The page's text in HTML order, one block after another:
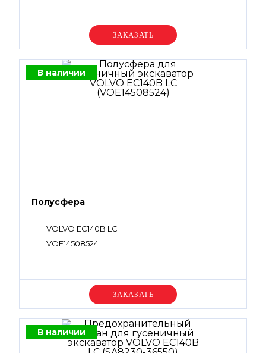
Уточняйте цену
В наличии
Полусфера
VOLVO EC140B LC
VOE14508524
Уточняйте цену
В наличии